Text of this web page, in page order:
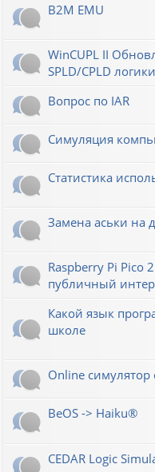
B2M EMU
WinCUPL II
SPLD/CPLD логики
Вопрос по IAR
Симуляция
Статистика
Замена аськи на
Raspberry Pi Pico
публичный
Какой язык
школе
Online симулятор
BeOS -> Haiku®
CEDAR Logic